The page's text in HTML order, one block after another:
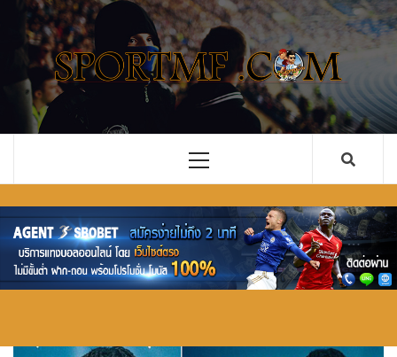
content
รวม ข่าว
ฟุตบอล
อัพเดตใหม่
ทั้งไทย และ
ต่างประเทศ
เว็บไซต์ ข่าวสารในวงการกีฬาลูกหนัง ทั้งไทยและ
ต่างประเทศ ที่จะคอยอัพเดตข่าวลือ ข่าวด่วน การ
ซื้อขายนักเตะ คอบอลอย่างคุณไม่ควรพลาด
Primary
Menu